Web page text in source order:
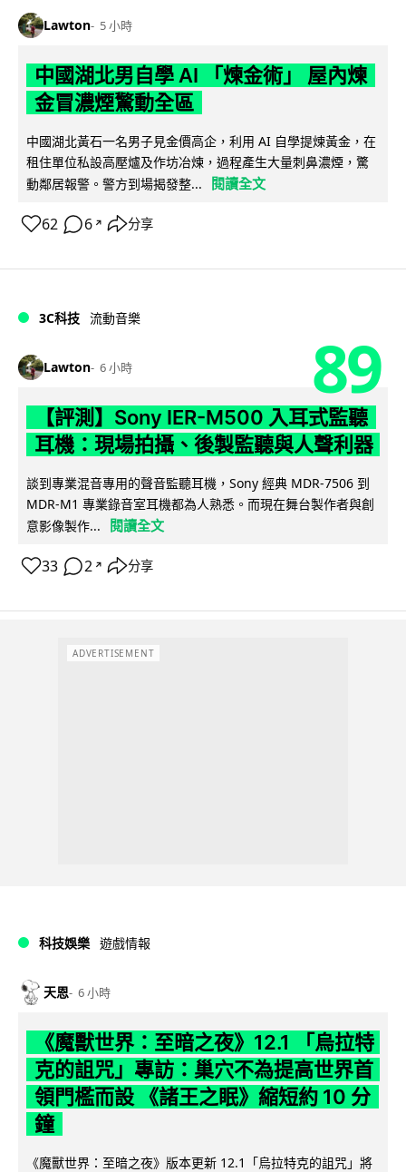
Lawton 5 小時
中國湖北男自學 AI 「煉金術」 屋內煉
金冒濃煙驚動全區
中國湖北黃石一名男子見金價高企，利用 AI 自學提煉黃金，在
租住單位私設高壓爐及作坊冶煉，過程產生大量刺鼻濃煙，驚
動鄰居報警。警方到場揭發整...
閱讀全文
62 6 ↗ 分享
3C科技 流動音樂
Lawton 6 小時 89
【評測】Sony IER-M500 入耳式監聽
耳機：現場拍攝、後製監聽與人聲利器
談到專業混音專用的聲音監聽耳機，Sony 經典 MDR-7506 到
MDR-M1 專業錄音室耳機都為人熟悉。而現在舞台製作者與創
意影像製作...
閱讀全文
33 2 ↗ 分享
ADVERTISEMENT
科技娛樂 遊戲情報
天恩 6 小時
《魔獸世界：至暗之夜》12.1 「烏拉特
克的詛咒」專訪：巢穴不為提高世界首
領門檻而設 《諸王之眠》縮短約 10 分
鐘
《魔獸世界：至暗之夜》版本更新 12.1「烏拉特克的詛咒」將